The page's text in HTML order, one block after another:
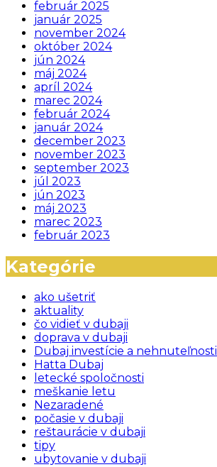
február 2025
január 2025
november 2024
október 2024
jún 2024
máj 2024
apríl 2024
marec 2024
február 2024
január 2024
december 2023
november 2023
september 2023
júl 2023
jún 2023
máj 2023
marec 2023
február 2023
Kategórie
ako ušetriť
aktuality
čo vidieť v dubaji
doprava v dubaji
Dubaj investície a nehnuteľnosti
Hatta Dubaj
letecké spoločnosti
meškanie letu
Nezaradené
počasie v dubaji
reštaurácie v dubaji
tipy
ubytovanie v dubaji